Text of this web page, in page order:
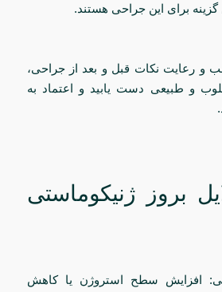
گزینه برای این جراحی هستند.
و رعایت نکات قبل و بعد از جراحی،
و طبیعی دست یابید و اعتماد به
بروز ژنیکوماستی
افزایش سطح استروژن یا کاهش